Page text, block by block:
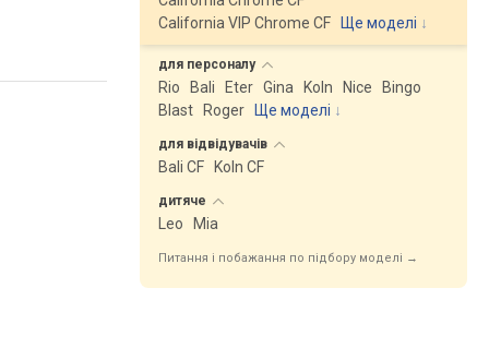
California VIP Chrome CF
Ще моделі ↓
для персоналу
Rio Bali Eter Gina Koln Nice
Bingo
Blast
Roger Ще моделі ↓
для відвідувачів
Bali CF Koln CF
дитяче
Leo Mia
Питання і побажання по підбору моделі →